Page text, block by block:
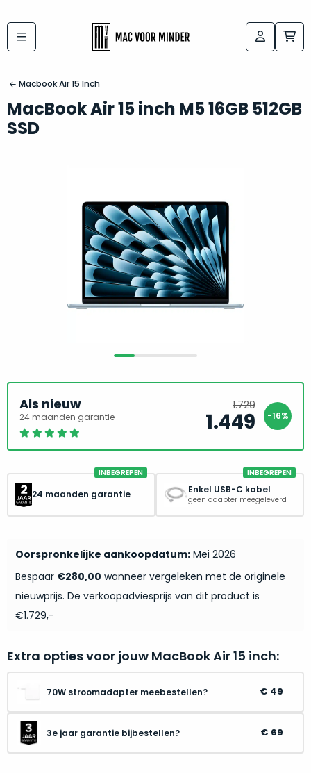
Macbook Air 15 Inch
MacBook Air 15 inch M5 16GB 512GB
SSD
Als nieuw
24 maanden garantie -16%
1.729
prijs
was:
1.449Huidige
prijs
is:
INBEGREPEN
24 maanden garantie
INBEGREPEN
Enkel USB-C kabel
geen adapter meegeleverd
Oorspronkelijke aankoopdatum: Mei 2026
Bespaar €280,00 wanneer vergeleken met de originele
nieuwprijs. De verkoopadviesprijs van dit product is
€1.729,-
Extra opties voor jouw MacBook Air 15 inch:
70W stroomadapter meebestellen? 49
3e jaar garantie bijbestellen? 69
Bij
koop
je
altijd
in
gegarandeerd.
customer
eenmalig
geopend”
zijn
varianten
van
“als
nieuw”-
selectie:
nieuwstaat,
prijs.
Zo
bespaar
slim,
doen
aan
kwaliteit.
Labels:
kies
de
Mac
Zeker
wanneer
je
niet
precies
weet
moet
beginnen.
Wat
je
precies
nodig?
hebben
inmiddels
zoveel